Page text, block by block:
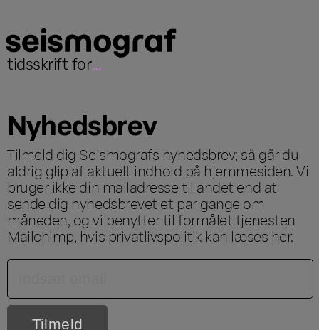
tidsskrift for...
Nyhedsbrev
Tilmeld dig Seismografs nyhedsbrev; så går du
aldrig glip af aktuelt indhold på hjemmesiden. Vi
bruger ikke din mailadresse til andet end at
sende dig nyhedsbrevet et par gange om
måneden, og vi benytter til formålet tjenesten
Mailchimp, hvis privatlivspolitik kan læses her.